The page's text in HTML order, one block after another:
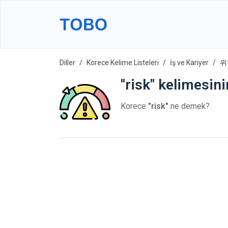
Diller Korece Kelime Listeleri İş ve Kariyer
"risk"
Korece "risk" ne demek?.